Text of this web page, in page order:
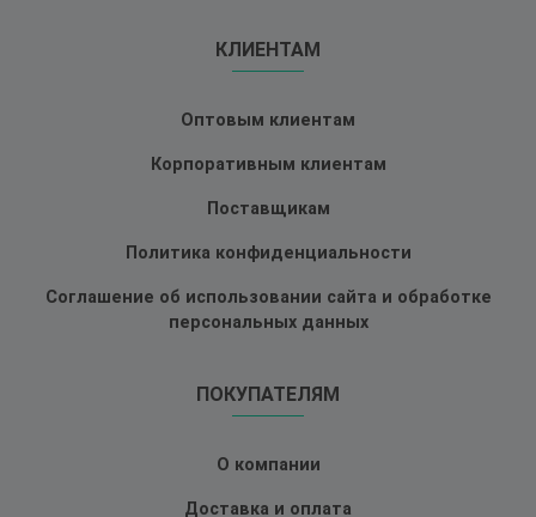
КЛИЕНТАМ
Оптовым клиентам
Корпоративным клиентам
Поставщикам
Политика конфиденциальности
Соглашение об использовании сайта и обработке
персональных данных
ПОКУПАТЕЛЯМ
О компании
Доставка и оплата